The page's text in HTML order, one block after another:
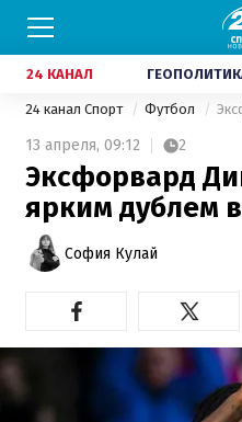
24 КАНАЛ
24 канал Спорт Футбол
13 апреля, 09:12 2
Эксфорвард
ярким дублем
София Кулай